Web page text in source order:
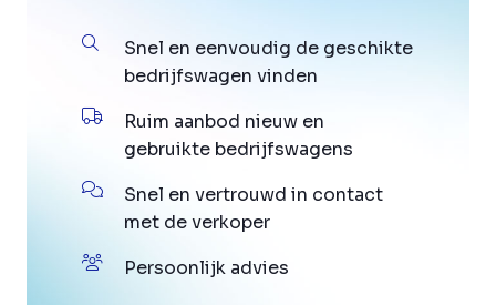
Snel en eenvoudig de geschikte
bedrijfswagen vinden
Ruim aanbod nieuw en
gebruikte bedrijfswagens
Snel en vertrouwd in contact
met de verkoper
Persoonlijk advies